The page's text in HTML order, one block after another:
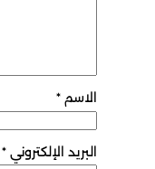
الاسم*
البريد الإلكتروني *